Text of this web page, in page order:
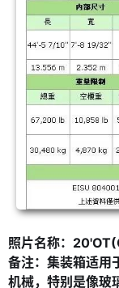
照片名称：
备注：集装箱适用
机械，特别是像玻